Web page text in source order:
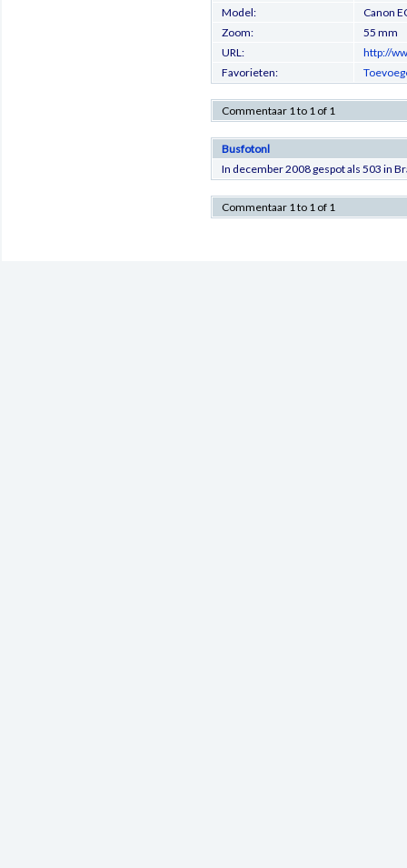
Model:
Canon
Zoom:
55 mm
URL:
http://
Favorieten:
Commentaar 1 to 1 of 1
Busfotonl
In december 2008 gespot als 503 in
Commentaar 1 to 1 of 1